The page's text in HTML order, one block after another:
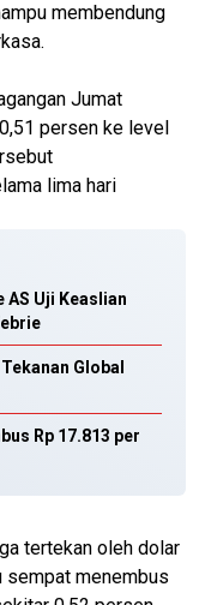
membendung
Jumat
persen ke level
lima hari
AS Uji Keaslian
Global
Rp 17.813 per
tertekan oleh dolar
sempat menembus